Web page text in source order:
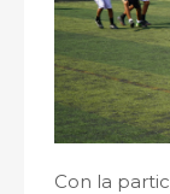
Con la